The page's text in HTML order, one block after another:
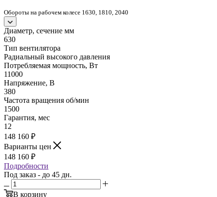
Обороты на рабочем колесе 1630, 1810, 2040
Диаметр, сечение мм
630
Тип вентилятора
Радиальный высокого давления
Потребляемая мощность, Вт
11000
Напряжение, В
380
Частота вращения об/мин
1500
Гарантия, мес
12
148 160 ₽
Варианты цен
148 160 ₽
Подробности
Под заказ - до 45 дн.
В корзину